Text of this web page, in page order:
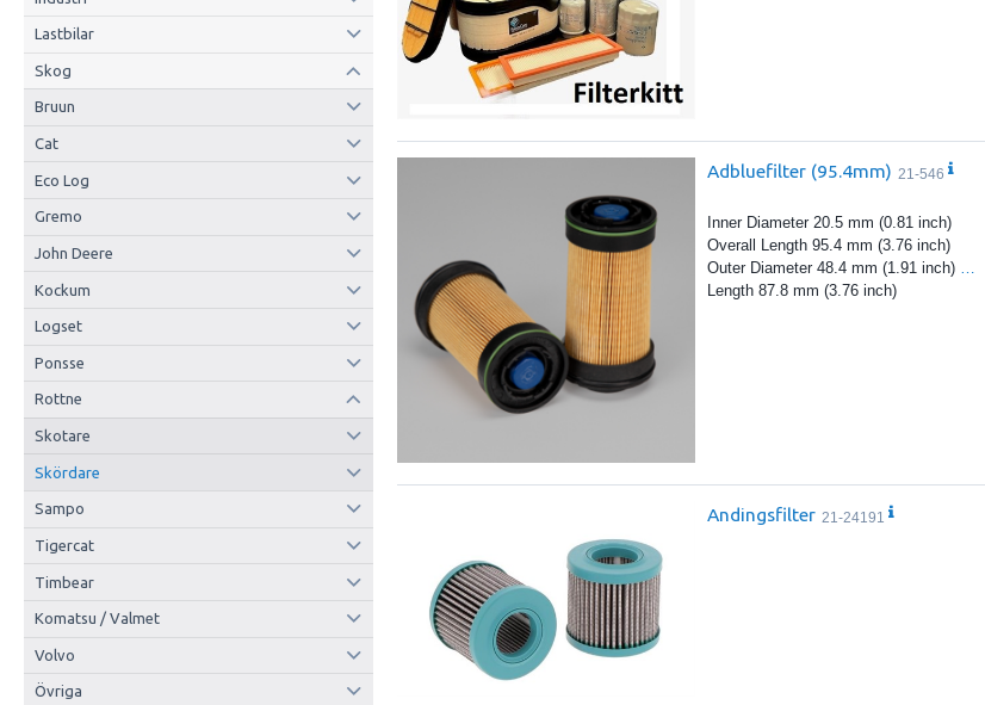
Lastbilar
Skog
Bruun
Cat
Eco Log
Gremo
John Deere
Kockum
Logset
Ponsse
Rottne
Skotare
Skördare
Sampo
Tigercat
Timbear
Komatsu / Valmet
Volvo
Övriga
Adbluefilter (95.4mm) 21-546
Inner Diameter 20.5 mm (0.81 inch)
Overall Length 95.4 mm (3.76 inch)
Outer Diameter 48.4 mm (1.91 inch)
Length 87.8 mm (3.76 inch)
Andingsfilter 21-24191